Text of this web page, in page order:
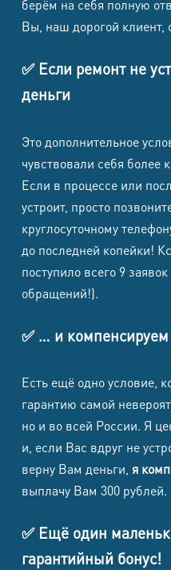
берём на себя полную
Вы, наш дорогой клиент,
✅ Если ремонт не
деньги
Это дополнительное
чувствовали себя более
Если в процессе или
устроит, просто
круглосуточному
до последней копейки!
поступило всего 9
обращений!).
✅ … и
Есть ещё одно условие,
гарантию самой
но и во всей России. Я
и, если Вас вдруг не
верну Вам деньги, я
выплачу Вам 300 рублей.
✅ Ещё один
гарантийный бонус!